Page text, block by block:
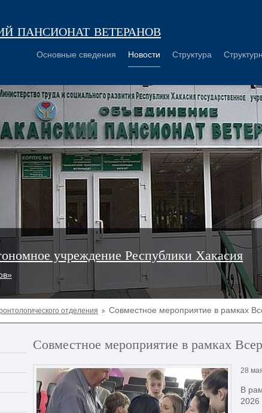
ветеранов
Основные сведения Новости Структура
учреждение Республики Хакасия
отделения Совместное мероприятие в рамках
Совместное мероприятие в рамках
28
В
2026